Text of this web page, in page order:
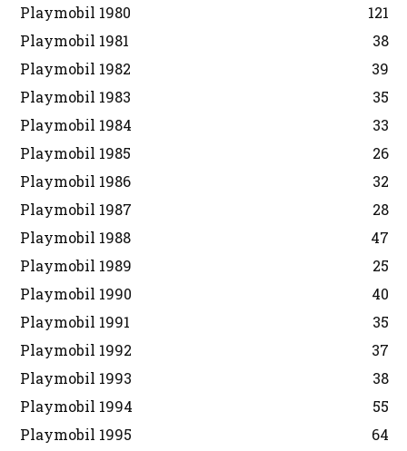
Playmobil 1980
121
Playmobil 1981
38
Playmobil 1982
39
Playmobil 1983
35
Playmobil 1984
33
Playmobil 1985
26
Playmobil 1986
32
Playmobil 1987
28
Playmobil 1988
47
Playmobil 1989
25
Playmobil 1990
40
Playmobil 1991
35
Playmobil 1992
37
Playmobil 1993
38
Playmobil 1994
55
Playmobil 1995
64